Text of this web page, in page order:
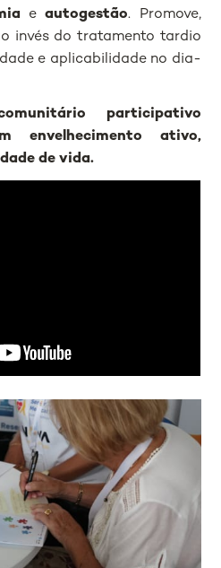
eautogestão. Promove,
invés do tratamento tardio
e aplicabilidade no dia-
participativo
envelhecimento ativo,
de vida.